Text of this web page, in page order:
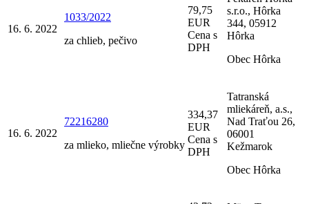
16. 6. 2022
1033/2022
za chlieb, pečivo
79,75
EUR
Cena s
DPH
s.r.o., Hôrka
344, 05912
Hôrka
Obec Hôrka
16. 6. 2022
72216280
za mlieko, mliečne výrobky
334,37
EUR
Cena s
DPH
Tatranská
mliekáreň, a.s.,
Nad Traťou 26,
06001
Kežmarok
Obec Hôrka